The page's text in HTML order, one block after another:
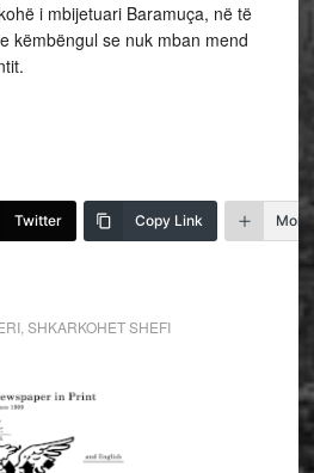
i mbijetuari Baramuça, në të
këmbëngul se nuk mban mend
Twitter Copy Link More
, SHKARKOHET SHEFI